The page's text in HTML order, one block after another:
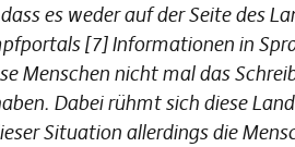
es weder auf der Seite des
[7] Informationen in
Menschen nicht mal das
Dabei rühmt sich diese
Situation allerdings die